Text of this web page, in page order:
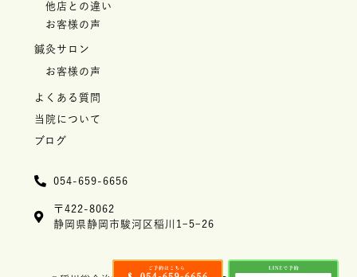
他店との違い
お客様の声
鍼灸サロン
お客様の声
よくある質問
当院について
ブログ
054-659-6656
〒422-8062
静岡県静岡市駿河区稲川1ｰ5ｰ26